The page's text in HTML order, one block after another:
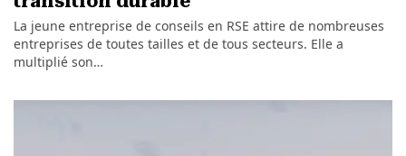
La jeune entreprise de conseils en RSE attire de nombreuses
entreprises de toutes tailles et de tous secteurs. Elle a
multiplié son…